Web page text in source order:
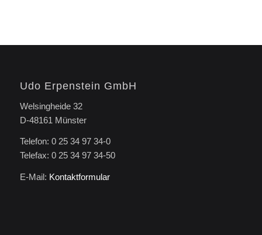
Udo Erpenstein GmbH
Welsingheide 32
D-48161 Münster
Telefon: 0 25 34 97 34-0
Telefax: 0 25 34 97 34-50
E-Mail: Kontaktformular